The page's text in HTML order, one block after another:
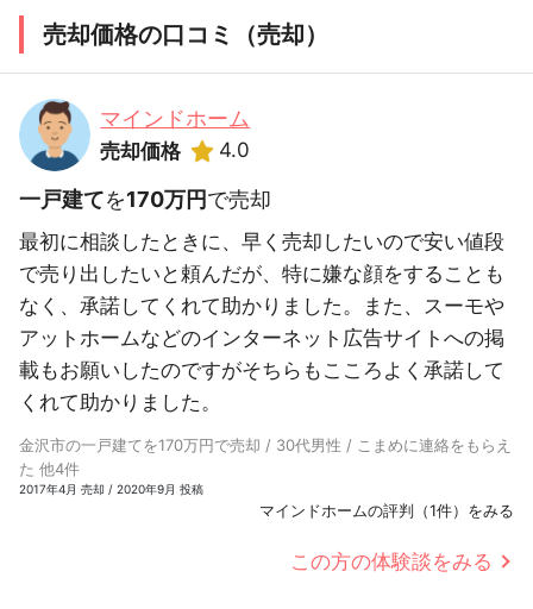
売却価格の口コミ（売却）
マインドホーム
売却価格 4.0
一戸建てを170万円で売却
最初に相談したときに、早く売却したいので安い値段
で売り出したいと頼んだが、特に嫌な顔をすることも
なく、承諾してくれて助かりました。また、スーモや
アットホームなどのインターネット広告サイトへの掲
載もお願いしたのですがそちらもこころよく承諾して
くれて助かりました。
金沢市の一戸建てを170万円で売却 / 30代男性 / こまめに連絡をもらえ
た 他4件
2017年4月 売却 / 2020年9月 投稿
マインドホームの評判（1件）をみる
この方の体験談をみる